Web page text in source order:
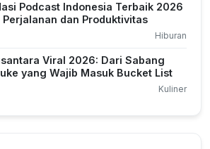
Podcast Indonesia Terbaik 2026
Perjalanan dan Produktivitas
Hiburan
Viral 2026: Dari Sabang
yang Wajib Masuk Bucket List
Kuliner